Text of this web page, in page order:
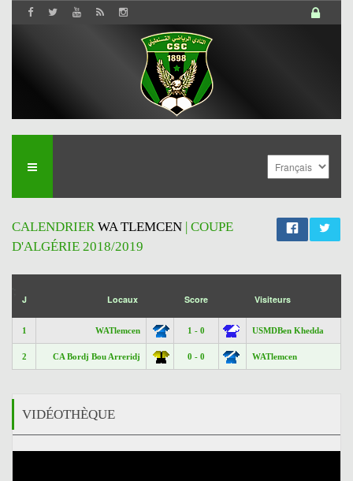
CALENDRIERWA TLEMCEN | COUPE
D'ALGÉRIE 2018/2019
J Locaux Score Visiteurs
1 WATlemcen 1 - 0 USMDBen Khedda
2 CA Bordj Bou Arreridj 0 - 0 WATlemcen
VIDÉOTHÈQUE